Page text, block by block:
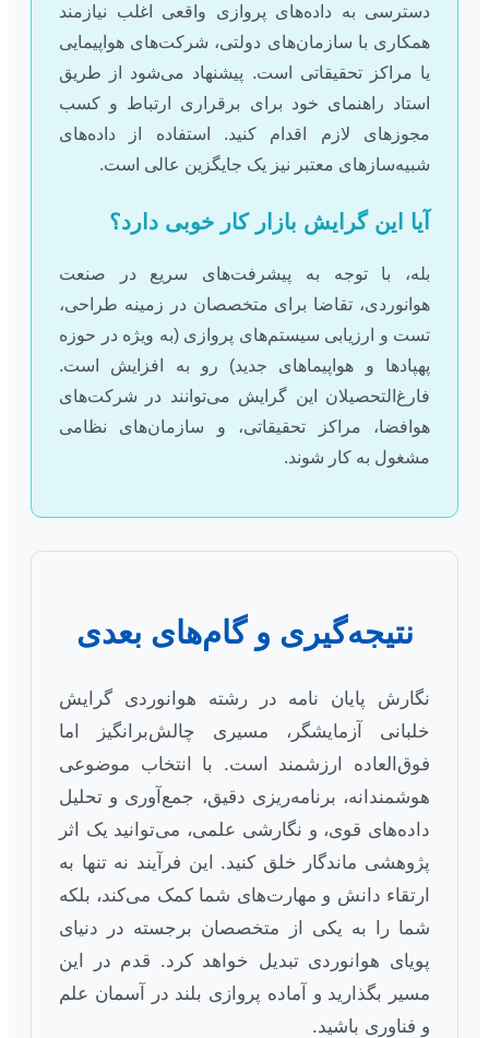
دسترسی به داده‌های پروازی واقعی اغلب نیازمند
همکاری با سازمان‌های دولتی، شرکت‌های هواپیمایی
یا مراکز تحقیقاتی است. پیشنهاد می‌شود از طریق
استاد راهنمای خود برای برقراری ارتباط و کسب
مجوزهای لازم اقدام کنید. استفاده از داده‌های
شبیه‌سازهای معتبر نیز یک جایگزین عالی است.
آیا این گرایش بازار کار خوبی دارد؟
بله، با توجه به پیشرفت‌های سریع در صنعت
هوانوردی، تقاضا برای متخصصان در زمینه طراحی،
تست و ارزیابی سیستم‌های پروازی (به ویژه در حوزه
پهپادها و هواپیماهای جدید) رو به افزایش است.
فارغ‌التحصیلان این گرایش می‌توانند در شرکت‌های
هوافضا، مراکز تحقیقاتی، و سازمان‌های نظامی
مشغول به کار شوند.
نتیجه‌گیری و گام‌های بعدی
نگارش پایان نامه در رشته هوانوردی گرایش
خلبانی آزمایشگر، مسیری چالش‌برانگیز اما
فوق‌العاده ارزشمند است. با انتخاب موضوعی
هوشمندانه، برنامه‌ریزی دقیق، جمع‌آوری و تحلیل
داده‌های قوی، و نگارشی علمی، می‌توانید یک اثر
پژوهشی ماندگار خلق کنید. این فرآیند نه تنها به
ارتقاء دانش و مهارت‌های شما کمک می‌کند، بلکه
شما را به یکی از متخصصان برجسته در دنیای
پویای هوانوردی تبدیل خواهد کرد. قدم در این
مسیر بگذارید و آماده پروازی بلند در آسمان علم
و فناوری باشید.